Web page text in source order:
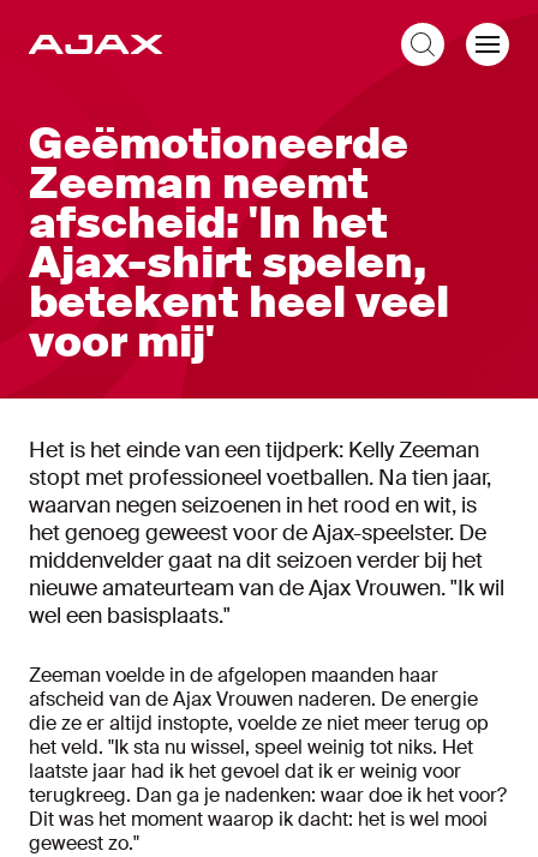
Geëmotioneerde
Zeeman neemt
afscheid: 'In het
Ajax-shirt spelen,
betekent heel veel
voor mij'
Het is het einde van een tijdperk: Kelly Zeeman
stopt met professioneel voetballen. Na tien jaar,
waarvan negen seizoenen in het rood en wit, is
het genoeg geweest voor de Ajax-speelster. De
middenvelder gaat na dit seizoen verder bij het
nieuwe amateurteam van de Ajax Vrouwen. "Ik wil
wel een basisplaats."
Zeeman voelde in de afgelopen maanden haar
afscheid van de Ajax Vrouwen naderen. De energie
die ze er altijd instopte, voelde ze niet meer terug op
het veld. "Ik sta nu wissel, speel weinig tot niks. Het
laatste jaar had ik het gevoel dat ik er weinig voor
terugkreeg. Dan ga je nadenken: waar doe ik het voor?
Dit was het moment waarop ik dacht: het is wel mooi
geweest zo."